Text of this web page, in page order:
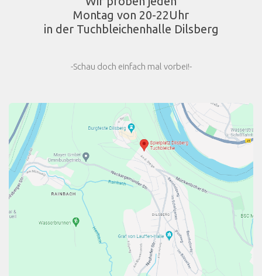
Montag von 20-22Uhr
in der Tuchbleichenhalle Dilsberg
-Schau doch einfach mal vorbei!-